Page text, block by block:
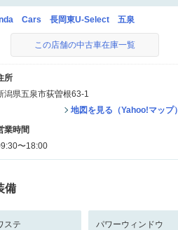
Cars 長岡東U-Select 五泉
この店舗の中古車在庫一覧
所
潟県五泉市荻曽根63-1
地図を見る（Yahoo!マップ）
業時間
〜18:00
備
ステ パワーウィンドウ